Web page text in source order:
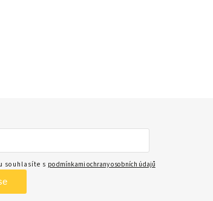
souhlasíte s podmínkami ochrany osobních údajů